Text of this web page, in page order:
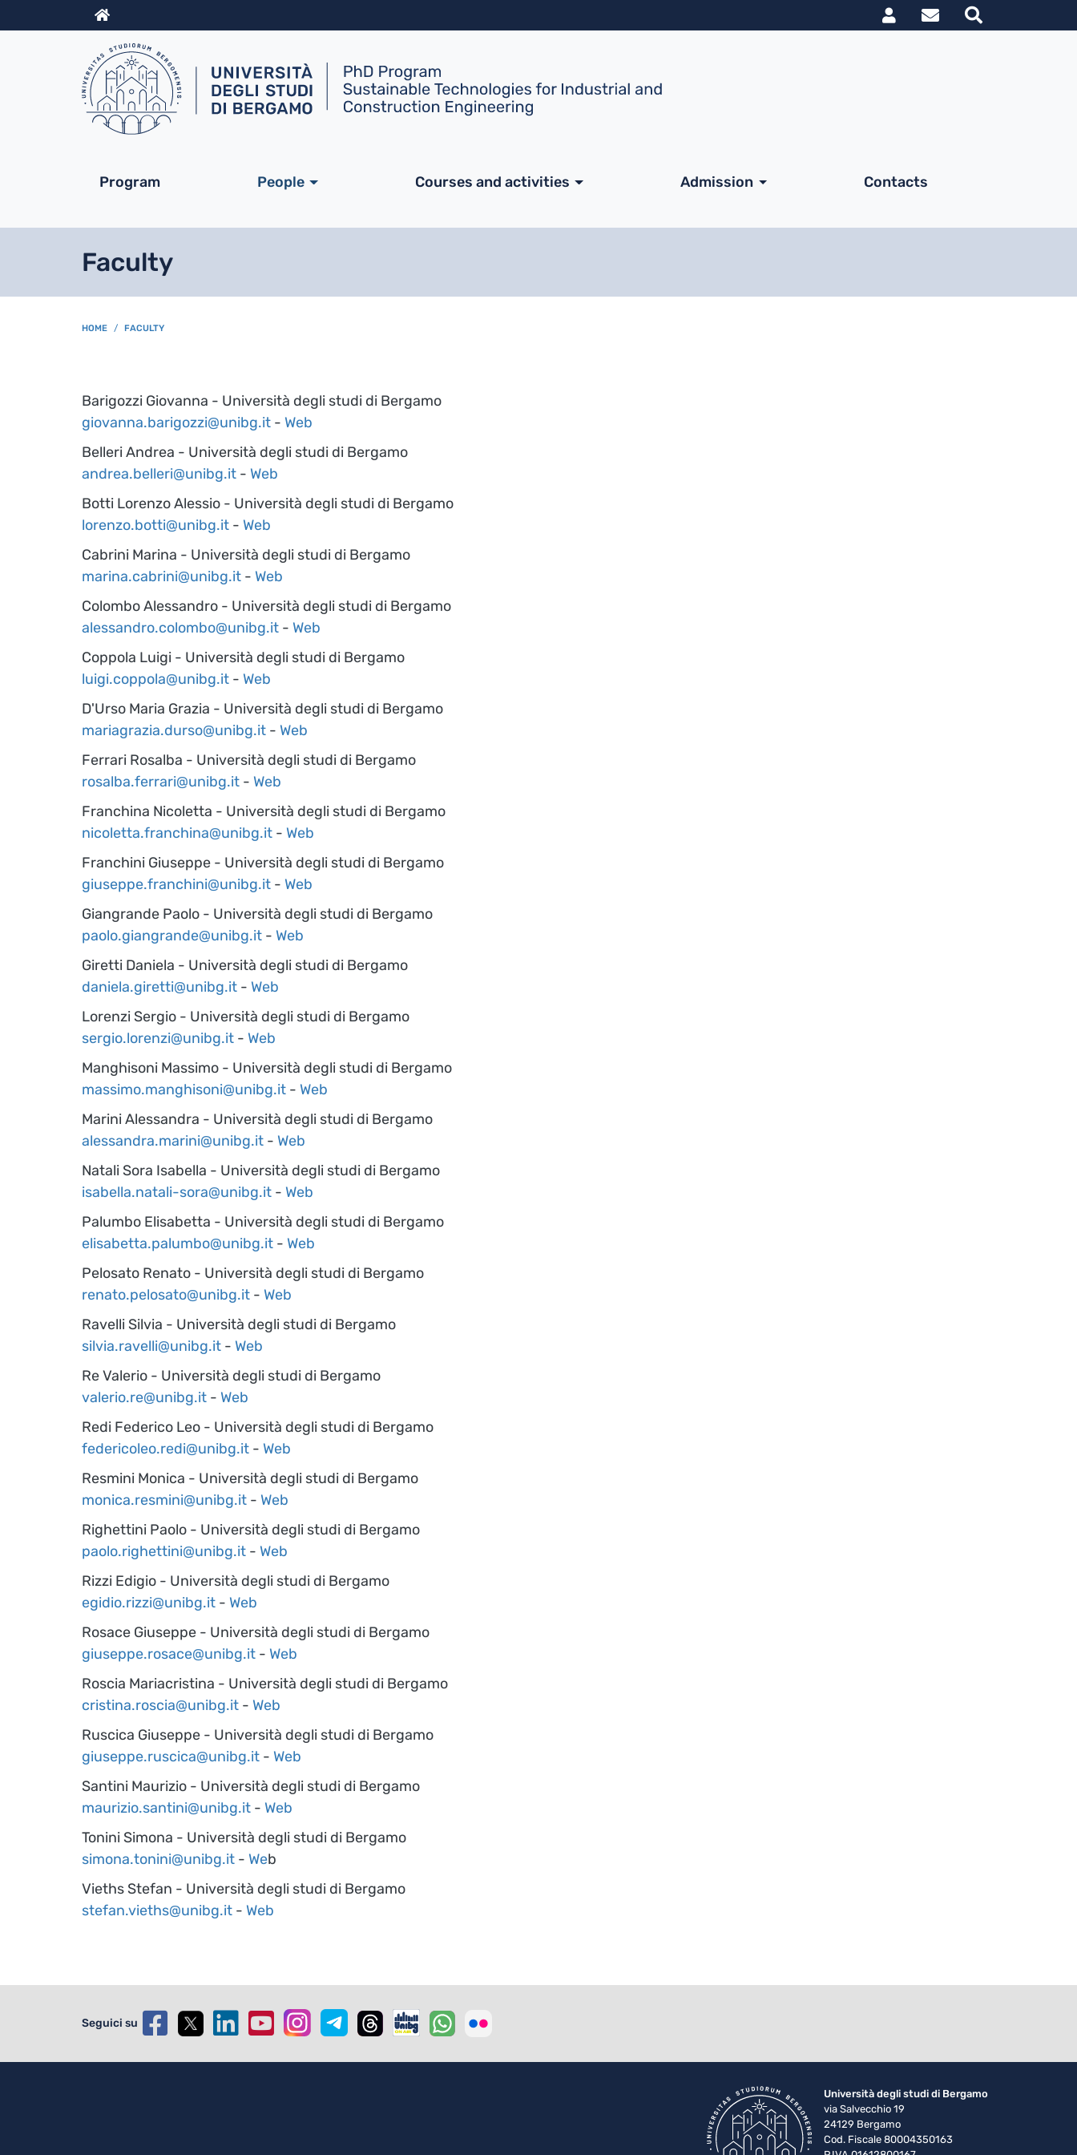
Info Link utili
Navigazione principale
Program People Courses and activities Admission Contacts
Faculty
BREADCRUMB
HOME FACULTY
Barigozzi Giovanna - Università degli studi di Bergamo
giovanna.barigozzi@unibg.it - Web
Belleri Andrea - Università degli studi di Bergamo
andrea.belleri@unibg.it - Web
Botti Lorenzo Alessio - Università degli studi di Bergamo
lorenzo.botti@unibg.it - Web
Cabrini Marina - Università degli studi di Bergamo
marina.cabrini@unibg.it - Web
Colombo Alessandro - Università degli studi di Bergamo
alessandro.colombo@unibg.it - Web
Coppola Luigi - Università degli studi di Bergamo
luigi.coppola@unibg.it - Web
D'Urso Maria Grazia - Università degli studi di Bergamo
mariagrazia.durso@unibg.it - Web
Ferrari Rosalba - Università degli studi di Bergamo
rosalba.ferrari@unibg.it - Web
Franchina Nicoletta - Università degli studi di Bergamo
nicoletta.franchina@unibg.it - Web
Franchini Giuseppe - Università degli studi di Bergamo
giuseppe.franchini@unibg.it - Web
Giangrande Paolo - Università degli studi di Bergamo
paolo.giangrande@unibg.it - Web
Giretti Daniela - Università degli studi di Bergamo
daniela.giretti@unibg.it - Web
Lorenzi Sergio - Università degli studi di Bergamo
sergio.lorenzi@unibg.it - Web
Manghisoni Massimo - Università degli studi di Bergamo
massimo.manghisoni@unibg.it - Web
Marini Alessandra - Università degli studi di Bergamo
alessandra.marini@unibg.it - Web
Natali Sora Isabella - Università degli studi di Bergamo
isabella.natali-sora@unibg.it - Web
Palumbo Elisabetta - Università degli studi di Bergamo
elisabetta.palumbo@unibg.it - Web
Pelosato Renato - Università degli studi di Bergamo
renato.pelosato@unibg.it - Web
Ravelli Silvia - Università degli studi di Bergamo
silvia.ravelli@unibg.it - Web
Re Valerio - Università degli studi di Bergamo
valerio.re@unibg.it - Web
Redi Federico Leo - Università degli studi di Bergamo
federicoleo.redi@unibg.it - Web
Resmini Monica - Università degli studi di Bergamo
monica.resmini@unibg.it - Web
Righettini Paolo - Università degli studi di Bergamo
paolo.righettini@unibg.it - Web
Rizzi Edigio - Università degli studi di Bergamo
egidio.rizzi@unibg.it - Web
Rosace Giuseppe - Università degli studi di Bergamo
giuseppe.rosace@unibg.it - Web
Roscia Mariacristina - Università degli studi di Bergamo
cristina.roscia@unibg.it - Web
Ruscica Giuseppe - Università degli studi di Bergamo
giuseppe.ruscica@unibg.it - Web
Santini Maurizio - Università degli studi di Bergamo
maurizio.santini@unibg.it - Web
Tonini Simona - Università degli studi di Bergamo
simona.tonini@unibg.it - Web
Vieths Stefan - Università degli studi di Bergamo
stefan.vieths@unibg.it - Web
Seguici su
Università degli studi di Bergamo
via Salvecchio 19
24129 Bergamo
Cod. Fiscale 80004350163